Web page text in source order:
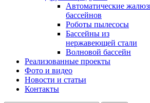
Автоматические
бассейнов
Роботы пылесосы
Бассейны из
нержавеющей стали
Волновой бассейн
Реализованные проекты
Фото и видео
Новости и статьи
Контакты